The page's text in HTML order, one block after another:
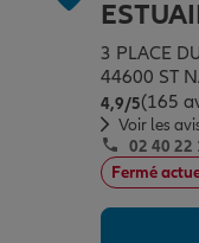
Transmission
Départ à la
Préparer l’avenir
Assurance
Le Pack Famille
Allianz en France
3 PLACE
44600 ST
4,9/5Note de 4.9
(165
Voir les
02 40 22
Fermé